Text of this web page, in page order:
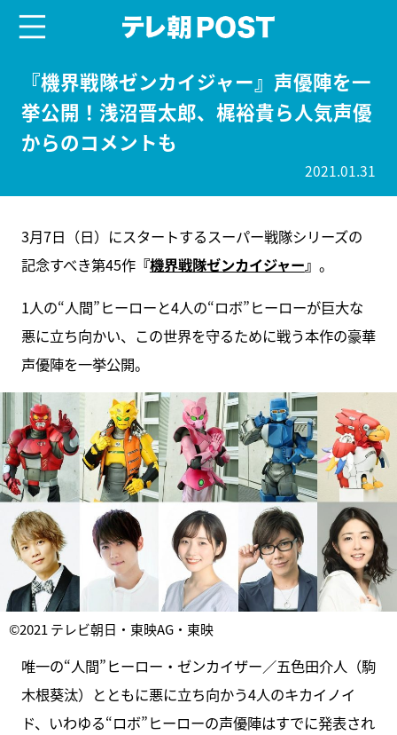
『機界戦隊ゼンカイジャー』声優陣を一
挙公開！浅沼晋太郎、梶裕貴ら人気声優
からのコメントも
2021.01.31
3月7日（日）にスタートするスーパー戦隊シリーズの
記念すべき第45作『機界戦隊ゼンカイジャー』 。
1人の“人間”ヒーローと4人の“ロボ”ヒーローが巨大な
悪に立ち向かい、この世界を守るために戦う本作の豪華
声優陣を一挙公開。
©2021 テレビ朝日・東映AG・東映
唯一の“人間”ヒーロー・ゼンカイザー／五色田介人（駒
木根葵汰）とともに悪に立ち向かう4人のキカイノイ
ド、いわゆる“ロボ”ヒーローの声優陣はすでに発表され